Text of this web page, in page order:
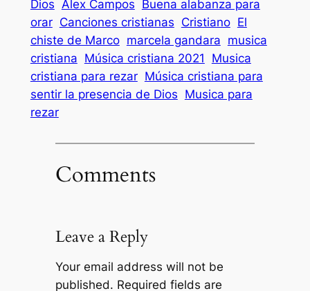
Dios Alex Campos Buena alabanza para
orar Canciones cristianas Cristiano El
chiste de Marco marcela gandara musica
cristiana Música cristiana 2021
Musica
cristiana para rezar Música cristiana para
sentir la presencia de Dios Musica para
rezar
Comments
Leave a Reply
Your email address will not be
published. Required fields are